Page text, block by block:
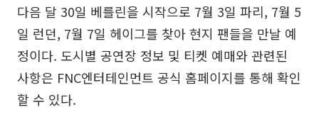
다음 달 30일 베를린을 시작으로 7월 3일 파리, 7월 5
일 런던, 7월 7일 헤이그를 찾아 현지 팬들을 만날 예
정이다. 도시별 공연장 정보 및 티켓 예매와 관련된
사항은 FNC엔터테인먼트 공식 홈페이지를 통해 확인
할 수 있다.